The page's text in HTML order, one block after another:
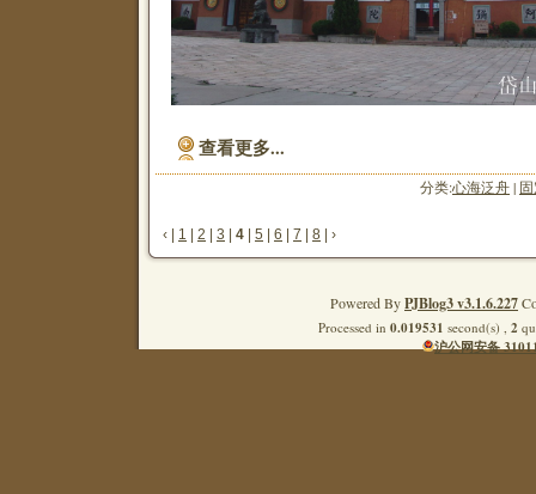
查看更多...
分类:心海泛舟|
‹ 1 2 3 4 5 6 7 8 ›
Powered ByPJBlog3 v3.1.6.227
Processed in 0.019531 second(s) , 2
沪公网安备